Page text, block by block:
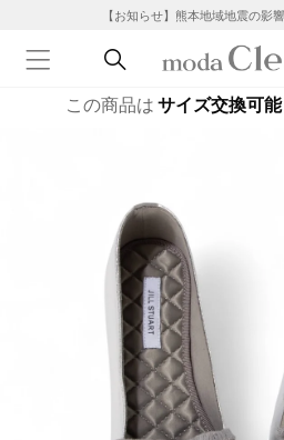
【お知らせ】熊本地域地震の影
この商品は サイズ交換可